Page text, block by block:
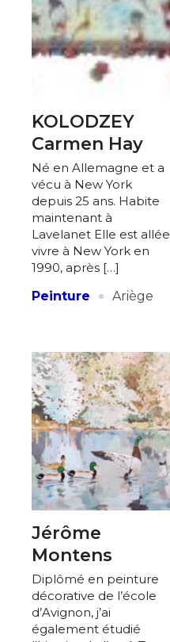
KOLODZEY
Carmen Hay
Né en Allemagne et a
vécu à New York
depuis 25 ans. Habite
maintenant à
Lavelanet Elle est allée
vivre à New York en
1990, après […]
Peinture
· Ariège
Jérôme
Montens
Diplômé en peinture
décorative de l’école
d’Avignon, j’ai
également étudié